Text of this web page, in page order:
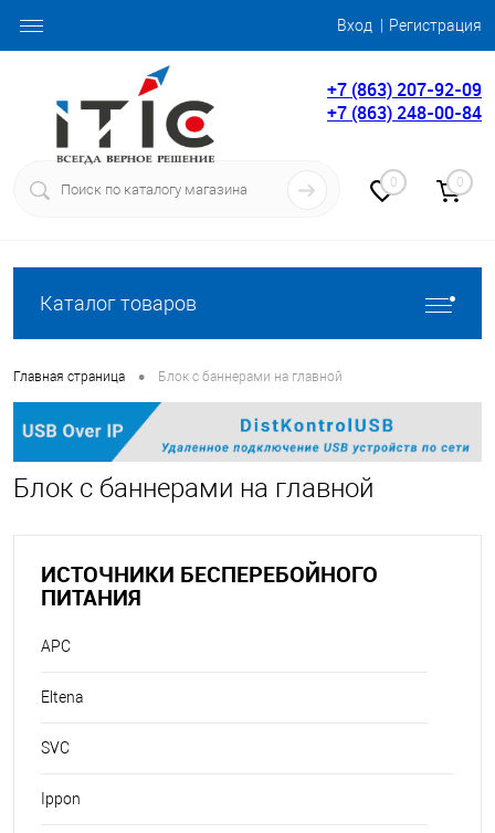
Вход Регистрация
+7 (863) 207-92-09
+7 (863) 248-00-84
0 0
Каталог товаров
Главная страница • Блок с баннерами на главной
Блок с баннерами на главной
ИСТОЧНИКИ БЕСПЕРЕБОЙНОГО
ПИТАНИЯ
APC
Eltena
SVC
Ippon